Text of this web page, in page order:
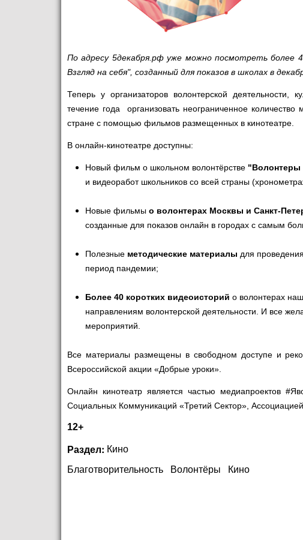
По адресу 5декабря.рфуже можно посмотреть более
Взгляд на себя", созданный для показов в школах в
Теперь у организаторов волонтерской деятельности,
течение года организовать неограниченное
стране с помощью фильмов размещенных в кинотеатре.
В онлайн-кинотеатре доступны:
Новый фильм о школьном волонтёрстве "Волонтеры
и видеоработ школьников со всей страны
Новые фильмы о волонтерах Москвы и Санкт-
созданные для показов онлайн в городах с самым
Полезные методические материалы для
период пандемии;
Более 40 коротких видеоисторий о волонтерах
направлениям волонтерской деятельности. И все
мероприятий.
Все материалы размещены в свободном доступе и
Всероссийской акции «Добрые уроки».
Онлайн кинотеатр является частью медиапроектов
Социальных Коммуникаций «Третий Сектор»,
12+
Раздел: Кино
Благотворительность
Волонтёры Кино